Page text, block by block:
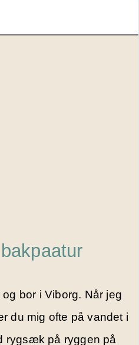
bor i Viborg. Når jeg
du mig ofte på vandet i
rygsæk på ryggen på